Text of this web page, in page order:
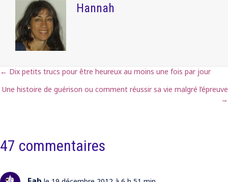
Hannah
Posts
navigation
← Dix petits trucs pour être heureux au moins une fois par jour
Une histoire de guérison ou comment réussir sa vie malgré l’épreuve
→
47 commentaires